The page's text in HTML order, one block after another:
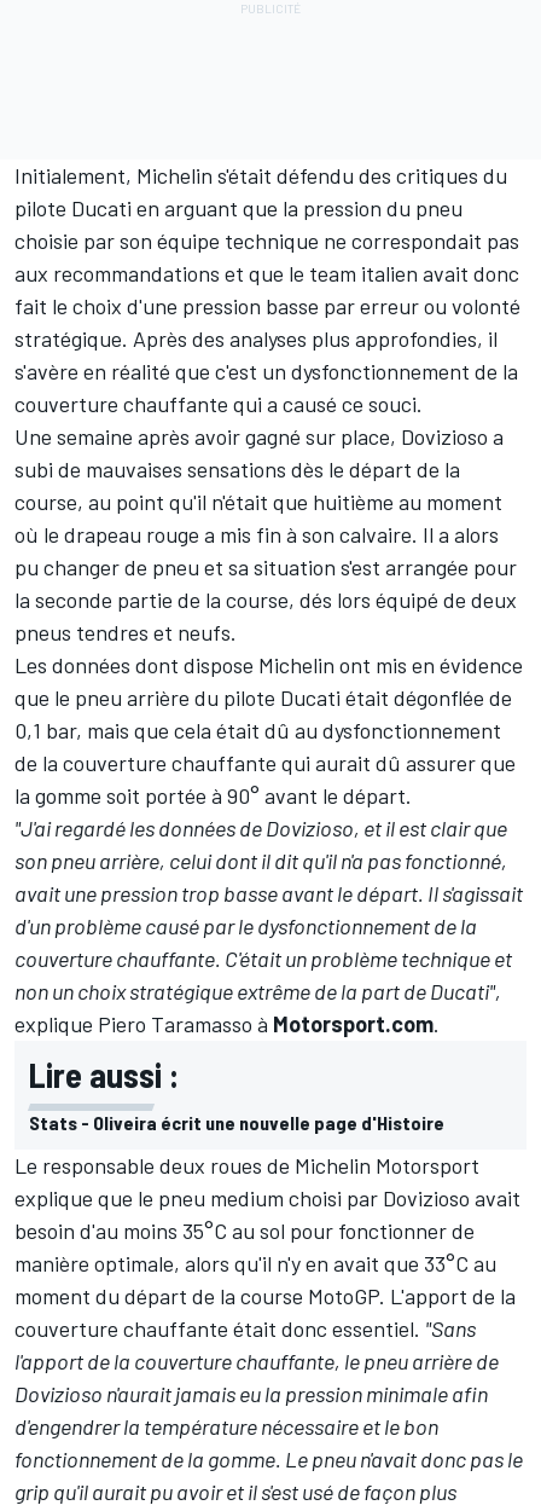
Initialement, Michelin s'était défendu des critiques du
pilote Ducati en arguant que la pression du pneu
choisie par son équipe technique ne correspondait pas
aux recommandations et que le team italien avait donc
fait le choix d'une pression basse par erreur ou volonté
stratégique. Après des analyses plus approfondies, il
s'avère en réalité que c'est un dysfonctionnement de la
couverture chauffante qui a causé ce souci.
Une semaine après avoir gagné sur place, Dovizioso a
subi de mauvaises sensations dès le départ de la
course, au point qu'il n'était que huitième au moment
où le drapeau rouge a mis fin à son calvaire. Il a alors
pu changer de pneu et sa situation s'est arrangée pour
la seconde partie de la course, dés lors équipé de deux
pneus tendres et neufs.
Les données dont dispose Michelin ont mis en évidence
que le pneu arrière du pilote Ducati était dégonflée de
0,1 bar, mais que cela était dû au dysfonctionnement
de la couverture chauffante qui aurait dû assurer que
la gomme soit portée à 90° avant le départ.
"J'ai regardé les données de Dovizioso, et il est clair que
son pneu arrière, celui dont il dit qu'il n'a pas fonctionné,
avait une pression trop basse avant le départ. Il s'agissait
d'un problème causé par le dysfonctionnement de la
couverture chauffante. C'était un problème technique et
non un choix stratégique extrême de la part de Ducati",
explique Piero Taramasso à Motorsport.com.
Lire aussi :
Stats - Oliveira écrit une nouvelle page d'Histoire
Le responsable deux roues de Michelin Motorsport
explique que le pneu medium choisi par Dovizioso avait
besoin d'au moins 35°C au sol pour fonctionner de
manière optimale, alors qu'il n'y en avait que 33°C au
moment du départ de la course MotoGP. L'apport de la
couverture chauffante était donc essentiel. "Sans
l'apport de la couverture chauffante, le pneu arrière de
Dovizioso n'aurait jamais eu la pression minimale afin
d'engendrer la température nécessaire et le bon
fonctionnement de la gomme. Le pneu n'avait donc pas le
grip qu'il aurait pu avoir et il s'est usé de façon plus